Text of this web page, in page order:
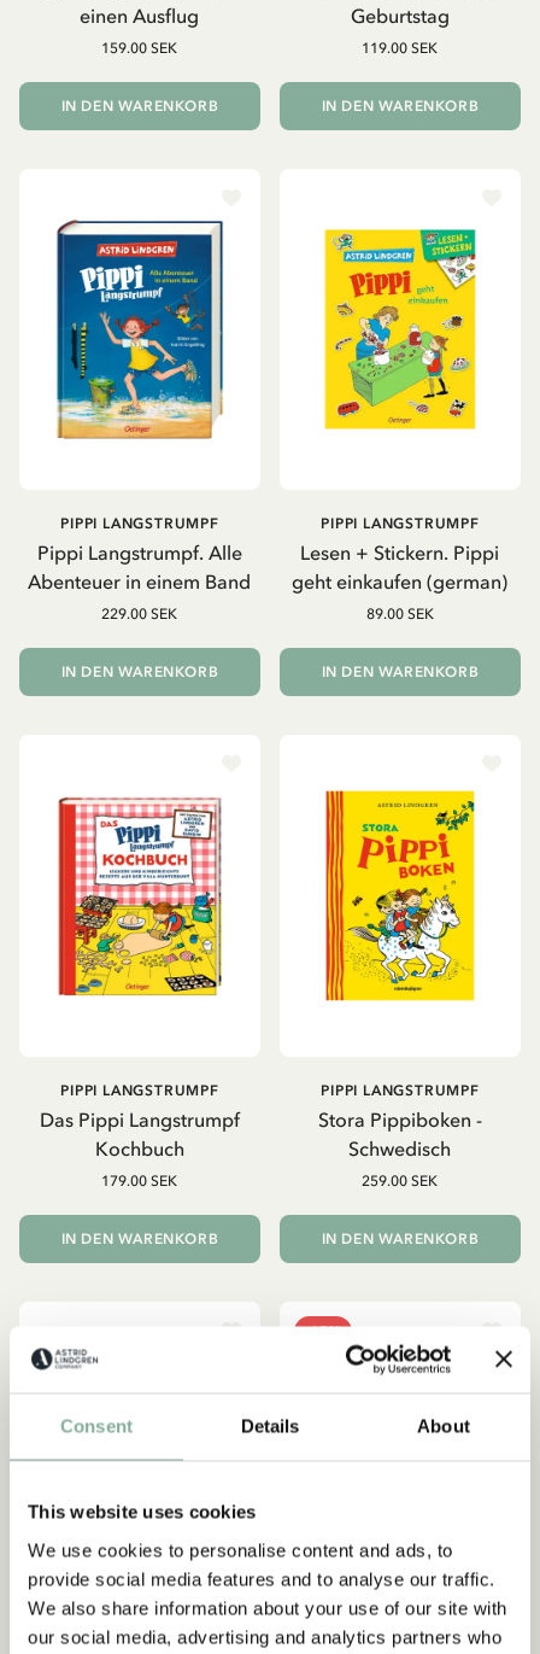
Consent Details About
This website uses cookies
We use cookies to personalise content and ads, to
provide social media features and to analyse our traffic.
We also share information about your use of our site with
our social media, advertising and analytics partners who
einen Ausflug
159.00 SEK
IN DEN WARENKORB
Geburtstag
119.00 SEK
IN DEN WARENKORB
Pippi Langstrumpf. Alle
Abenteuer in einem Band
PIPPI LANGSTRUMPF
229.00 SEK
IN DEN WARENKORB
Lesen + Stickern. Pippi
geht einkaufen (german)
PIPPI LANGSTRUMPF
89.00 SEK
IN DEN WARENKORB
Das Pippi Langstrumpf
Kochbuch
PIPPI LANGSTRUMPF
179.00 SEK
IN DEN WARENKORB
Stora Pippiboken -
Schwedisch
PIPPI LANGSTRUMPF
259.00 SEK
IN DEN WARENKORB
-15%
Abonnieren Sie unseren
Newsletter und erhalten Sie 10
% Rabatt!
Werden Sie Abonnent des Astrid Lindgren Store
Newsletters und erhalten Sie exklusive